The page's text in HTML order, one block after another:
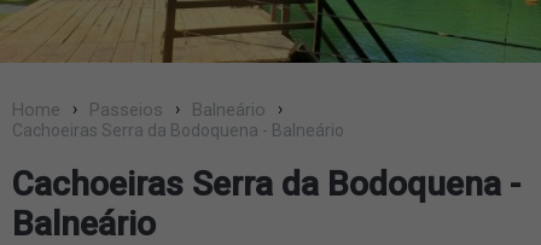
Home Passeios Balneário
Cachoeiras Serra da Bodoquena - Balneário
Cachoeiras Serra da Bodoquena -
Balneário